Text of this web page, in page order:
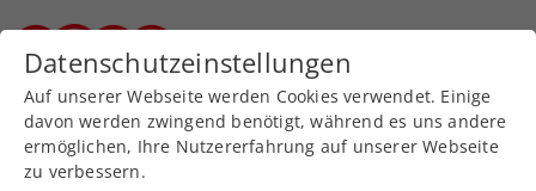
Zurück zur Newsübersicht
Davis Cup
Datenschutzeinstellungen
Auf unserer Webseite werden Cookies verwendet. Einige
davon werden zwingend benötigt, während es uns andere
ermöglichen, Ihre Nutzererfahrung auf unserer Webseite
zu verbessern.